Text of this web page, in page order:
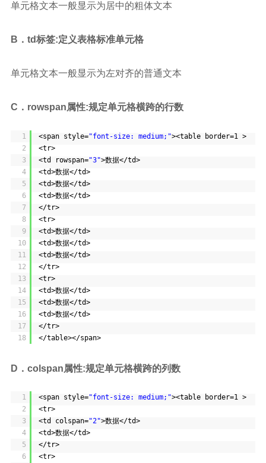
单元格文本一般显示为居中的粗体文本
B．td标签:定义表格标准单元格
单元格文本一般显示为左对齐的普通文本
C．rowspan属性:规定单元格横跨的行数
1
2
3
4
5
6
7
8
9
10
11
12
13
14
15
16
17
18
<span style="font-size: medium;"><table border=1 >
<tr>
<td rowspan="3">数据</td>
<td>数据</td>
<td>数据</td>
<td>数据</td>
</tr>
<tr>
<td>数据</td>
<td>数据</td>
<td>数据</td>
</tr>
<tr>
<td>数据</td>
<td>数据</td>
<td>数据</td>
</tr>
</table></span>
D．colspan属性:规定单元格横跨的列数
1
2
3
4
5
6
<span style="font-size: medium;"><table border=1 >
<tr>
<td colspan="2">数据</td>
<td>数据</td>
</tr>
<tr>